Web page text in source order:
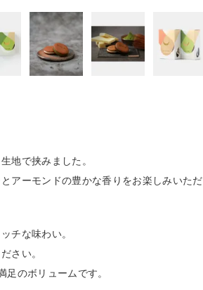
地で挟みました。
アーモンドの豊かな香りをお楽しみいただ
チな味わい。
さい。
のボリュームです。